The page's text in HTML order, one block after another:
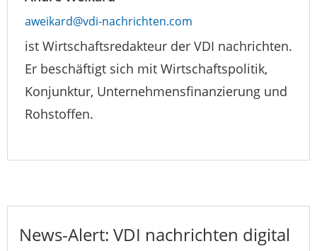
aweikard@vdi-nachrichten.com
ist Wirtschaftsredakteur der VDI nachrichten.
Er beschäftigt sich mit Wirtschaftspolitik,
Konjunktur, Unternehmensfinanzierung und
Rohstoffen.
News-Alert: VDI nachrichten digital